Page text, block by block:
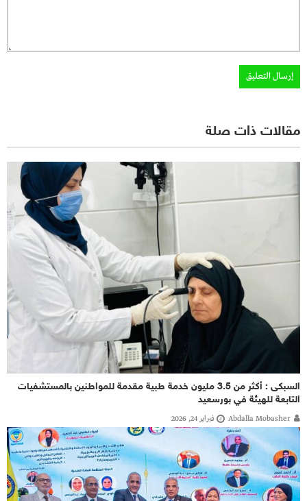
مقالات ذات صلة
السبكى : أكثر من 3.5 مليون خدمة طبية مقدمة للمواطنين بالمستشفيات
التابعة للهيئة في بورسعيد
Abdalla Mobasher فبراير 24, 2026